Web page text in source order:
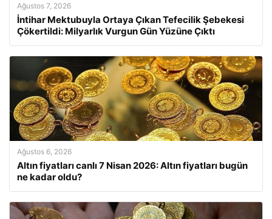
Ağustos 7, 2026
İntihar Mektubuyla Ortaya Çıkan Tefecilik Şebekesi
Çökertildi: Milyarlık Vurgun Gün Yüzüne Çıktı
Ağustos 6, 2026
Altın fiyatları canlı 7 Nisan 2026: Altın fiyatları bugün
ne kadar oldu?